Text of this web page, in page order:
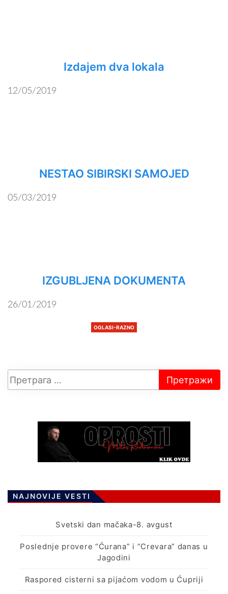
Izdajem dva lokala
12/05/2019
NESTAO SIBIRSKI SAMOJED
05/03/2019
IZGUBLJENA DOKUMENTA
26/01/2019
OGLASI-RAZNO
NAJNOVIJE VESTI
Svetski dan mačaka-8. avgust
Poslednje provere “Ćurana” i “Crevara” danas u
Jagodini
Raspored cisterni sa pijaćom vodom u Ćupriji